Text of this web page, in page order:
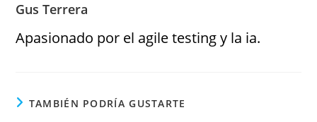
Gus Terrera
Apasionado por el agile testing y la ia.
TAMBIÉN PODRÍA GUSTARTE